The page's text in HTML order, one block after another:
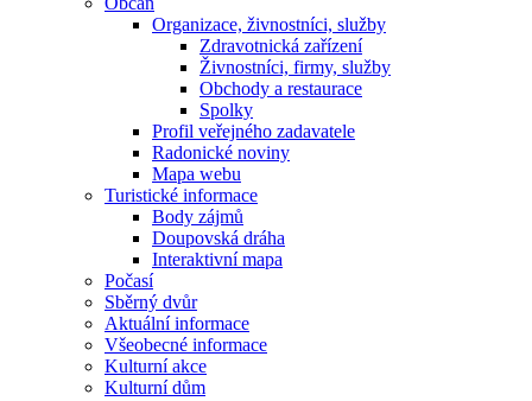
Organizace, živnostníci, služby
Zdravotnická zařízení
Živnostníci, firmy, služby
Obchody a restaurace
Spolky
Profil veřejného zadavatele
Radonické noviny
Mapa webu
Turistické informace
Body zájmů
Doupovská dráha
Interaktivní mapa
Počasí
Sběrný dvůr
Aktuální informace
Všeobecné informace
Kulturní akce
Kulturní dům